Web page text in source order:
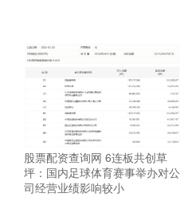
股票配资查询网 6连板共创草
坪：国内足球体育赛事举办对公
司经营业绩影响较小